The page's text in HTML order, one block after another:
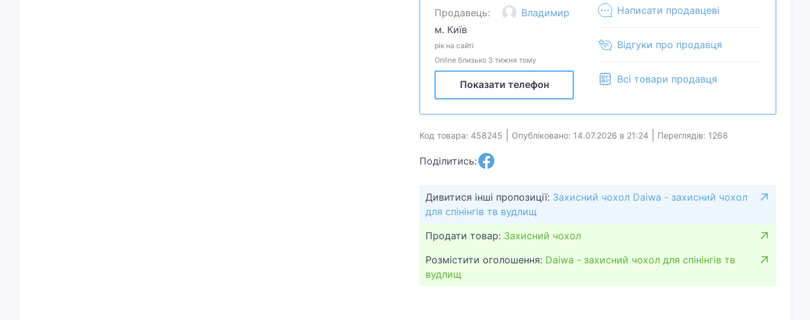
довжиною 44 та 59 см., висотою 12 см., шириною 7 см. Всі розміри
вказані з умовою вільного закриття замків. Переносити можна, як сумку
або на плечі. Пересилання Укрпоштою (не Новою поштою) накладним
платажем з передоплатою 150 грн. - пересилання туди і назад
Продавець:
Владимир
м. Київ
рік на сайті
Online близько 3 тижня тому
Показати телефон
Написати продавцеві
Відгуки про продавця
Всі товари продавця
Код товара: 458245 Опубліковано: 14.07.2026 в 21:24 Переглядів: 1268
Поділитись:
Дивитися інші пропозиції: Захисний чохол Daiwa - захисний чохол
для спінінгів тв вудлищ
Продати товар: Захисний чохол
Розмістити оголошення: Daiwa - захисний чохол для спінінгів тв
вудлищ